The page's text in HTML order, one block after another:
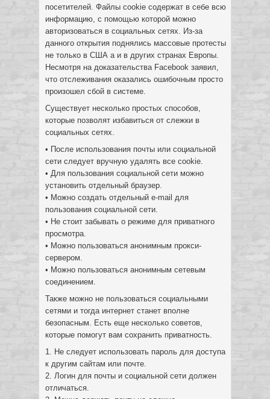
посетителей. Файлы cookie содержат в себе всю
информацию, с помощью которой можно
авторизоваться в социальных сетях. Из-за
данного открытия поднялись массовые протесты
не только в США а и в других странах Европы.
Несмотря на доказательства Facebook заявил,
что отслеживания оказались ошибочным просто
произошел сбой в системе.
Существует несколько простых способов,
которые позволят избавиться от слежки в
социальных сетях.
• После использования почты или социальной
сети следует вручную удалять все cookie.
• Для пользования социальной сети можно
установить отдельный браузер.
• Можно создать отдельный e-mail для
пользования социальной сети.
• Не стоит забывать о режиме для приватного
просмотра.
• Можно пользоваться анонимным прокси-
сервером.
• Можно пользоваться анонимным сетевым
соединением.
Также можно не пользоваться социальными
сетями и тогда интернет станет вполне
безопасным. Есть еще несколько советов,
которые помогут вам сохранить приватность.
1. Не следует использовать пароль для доступа
к другим сайтам или почте.
2. Логин для почты и социальной сети должен
отличаться.